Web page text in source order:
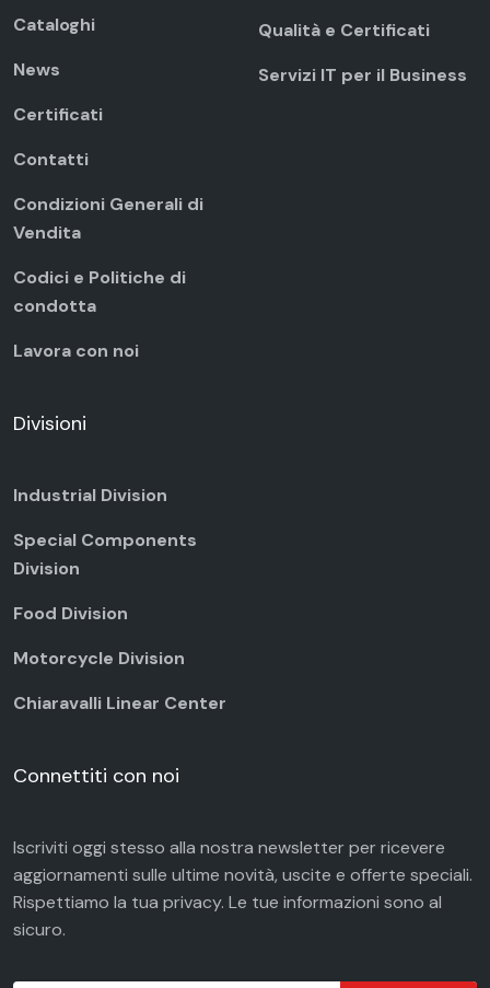
Cataloghi
News
Certificati
Contatti
Condizioni Generali di
Vendita
Codici e Politiche di
condotta
Lavora con noi
Qualità e Certificati
Servizi IT per il Business
Divisioni
Industrial Division
Special Components
Division
Food Division
Motorcycle Division
Chiaravalli Linear Center
Connettiti con noi
Iscriviti oggi stesso alla nostra newsletter per ricevere
aggiornamenti sulle ultime novità, uscite e offerte speciali.
Rispettiamo la tua privacy. Le tue informazioni sono al
sicuro.